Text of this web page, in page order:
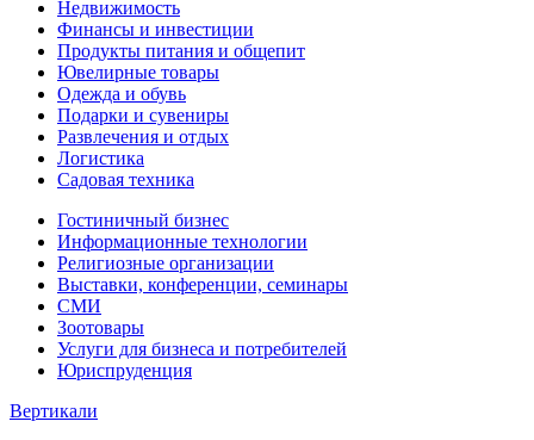
Недвижимость
Финансы и инвестиции
Продукты питания и общепит
Ювелирные товары
Одежда и обувь
Подарки и сувениры
Развлечения и отдых
Логистика
Садовая техника
Гостиничный бизнес
Информационные технологии
Религиозные организации
Выставки, конференции, семинары
СМИ
Зоотовары
Услуги для бизнеса и потребителей
Юриспруденция
Вертикали